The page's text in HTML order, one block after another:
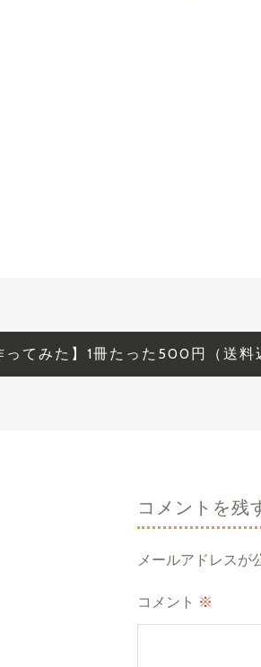
コメントを残
メールアドレスが
コメント ※